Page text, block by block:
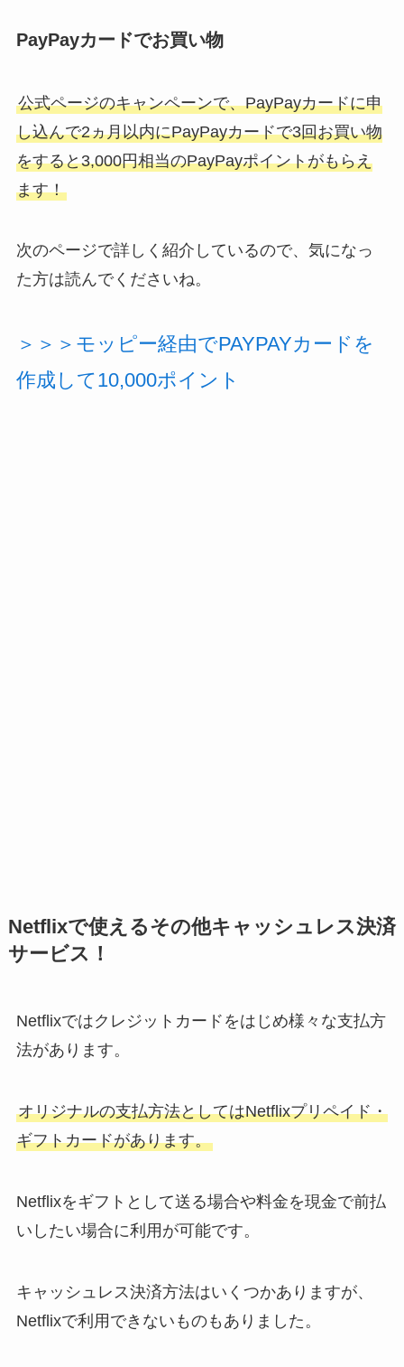
PayPayカードでお買い物
公式ページのキャンペーンで、PayPayカードに申
し込んで2ヵ月以内にPayPayカードで3回お買い物
をすると3,000円相当のPayPayポイントがもらえ
ます！
次のページで詳しく紹介しているので、気になっ
た方は読んでくださいね。
＞＞＞モッピー経由でPAYPAYカードを
作成して10,000ポイント
Netflixで使えるその他キャッシュレス決済
サービス！
Netflixではクレジットカードをはじめ様々な支払方
法があります。
オリジナルの支払方法としてはNetflixプリペイド・
ギフトカードがあります。
Netflixをギフトとして送る場合や料金を現金で前払
いしたい場合に利用が可能です。
キャッシュレス決済方法はいくつかありますが、
Netflixで利用できないものもありました。